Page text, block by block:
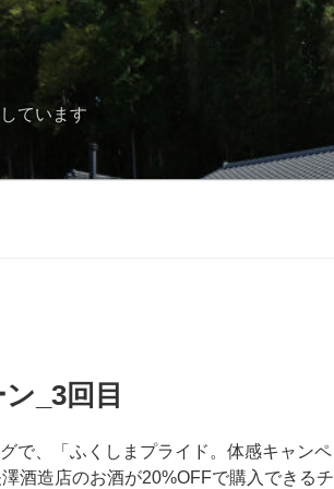
ています
_3回目
で、「ふくしまプライド。体感キャンペ
酒造店のお酒が20%OFFで購入できるチ